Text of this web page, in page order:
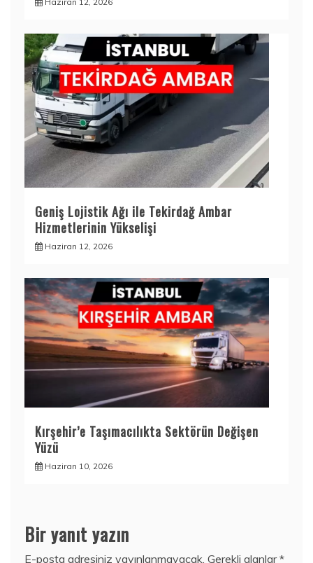
Geniş Lojistik Ağı ile Tekirdağ Ambar
Hizmetlerinin Yükselişi
Haziran 12, 2026
Kırşehir’e Taşımacılıkta Sektörün Değişen
Yüzü
Haziran 10, 2026
Bir yanıt yazın
E-posta adresiniz yayınlanmayacak. Gerekli alanlar*